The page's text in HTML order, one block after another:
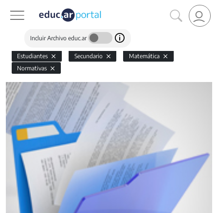
Incluir Archivo educ.ar
Estudiantes Secundario
Matemática
Normativas